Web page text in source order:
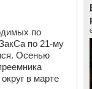
по
по 21-му
Осенью
в марте